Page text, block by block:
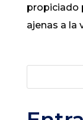
propiciado
ajenas a la